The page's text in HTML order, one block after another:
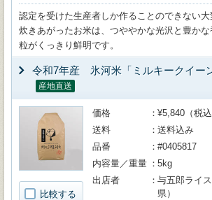
認定を受けた生産者しか作ることのできない大
炊きあがったお米は、つややかな光沢と豊か
粒がくっきり鮮明です。
令和7年産 氷河米「ミルキークイー
産地直送
比較する
価格
¥5,840（税込
送料
送料込み
品番
#0405817
内容量／重量
5kg
出店者
与五郎ライ
県）